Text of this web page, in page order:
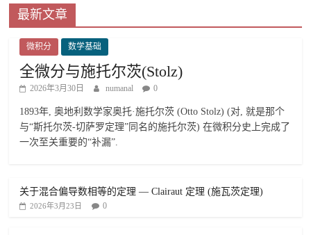
最新文章
微积分 数学基础
全微分与施托尔茨(Stolz)
2026年3月30日 numanal 0
1893年, 奥地利数学家奥托·施托尔茨 (Otto Stolz) (对, 就是那个
与“斯托尔茨-切萨罗定理”同名的施托尔茨) 在微积分史上完成了
一次至关重要的“补漏”.
关于混合偏导数相等的定理 — Clairaut 定理 (施瓦茨定理)
2026年3月23日 0